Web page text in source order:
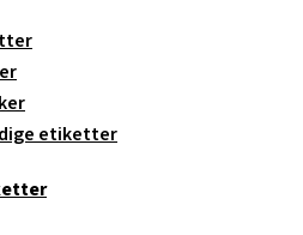
etiketter